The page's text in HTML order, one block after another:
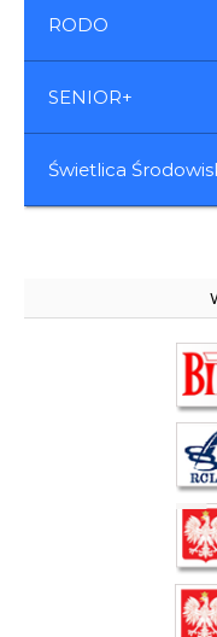
RODO
SENIOR+
Świetlica